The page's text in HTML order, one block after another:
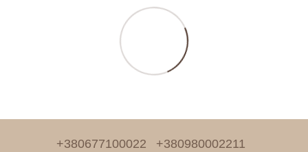
+380677100022 +380980002211